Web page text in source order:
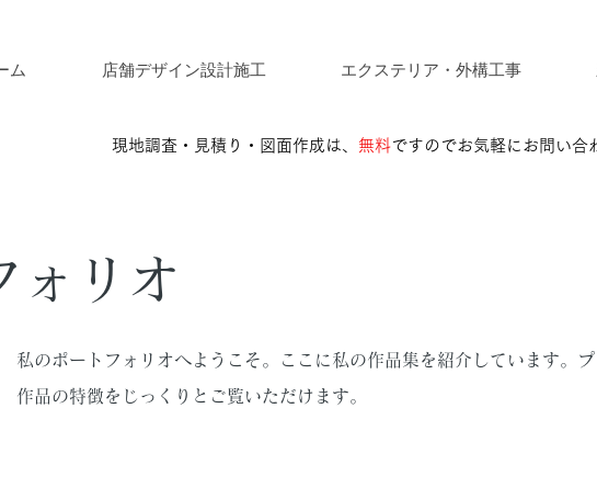
ム 店舗デザイン設計施工 エクステリア・外構工事
現地調査・見積り・図面作成は、 無料ですのでお気軽にお問い合
ォリオ
私のポートフォリオへようこそ。ここに私の作品集を紹介しています。
作品の特徴をじっくりとご覧いただけます。